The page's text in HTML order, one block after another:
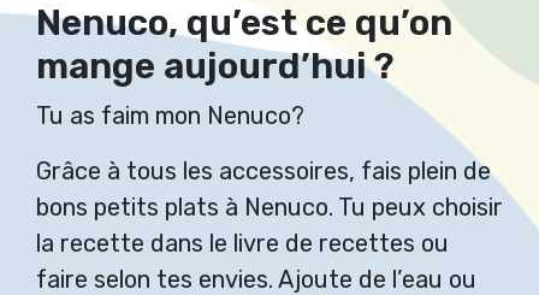
Nenuco, qu’est ce qu’on
mange aujourd’hui ?
Tu as faim mon Nenuco?
Grâce à tous les accessoires, fais plein de
bons petits plats à Nenuco. Tu peux choisir
la recette dans le livre de recettes ou
faire selon tes envies. Ajoute de l’eau ou